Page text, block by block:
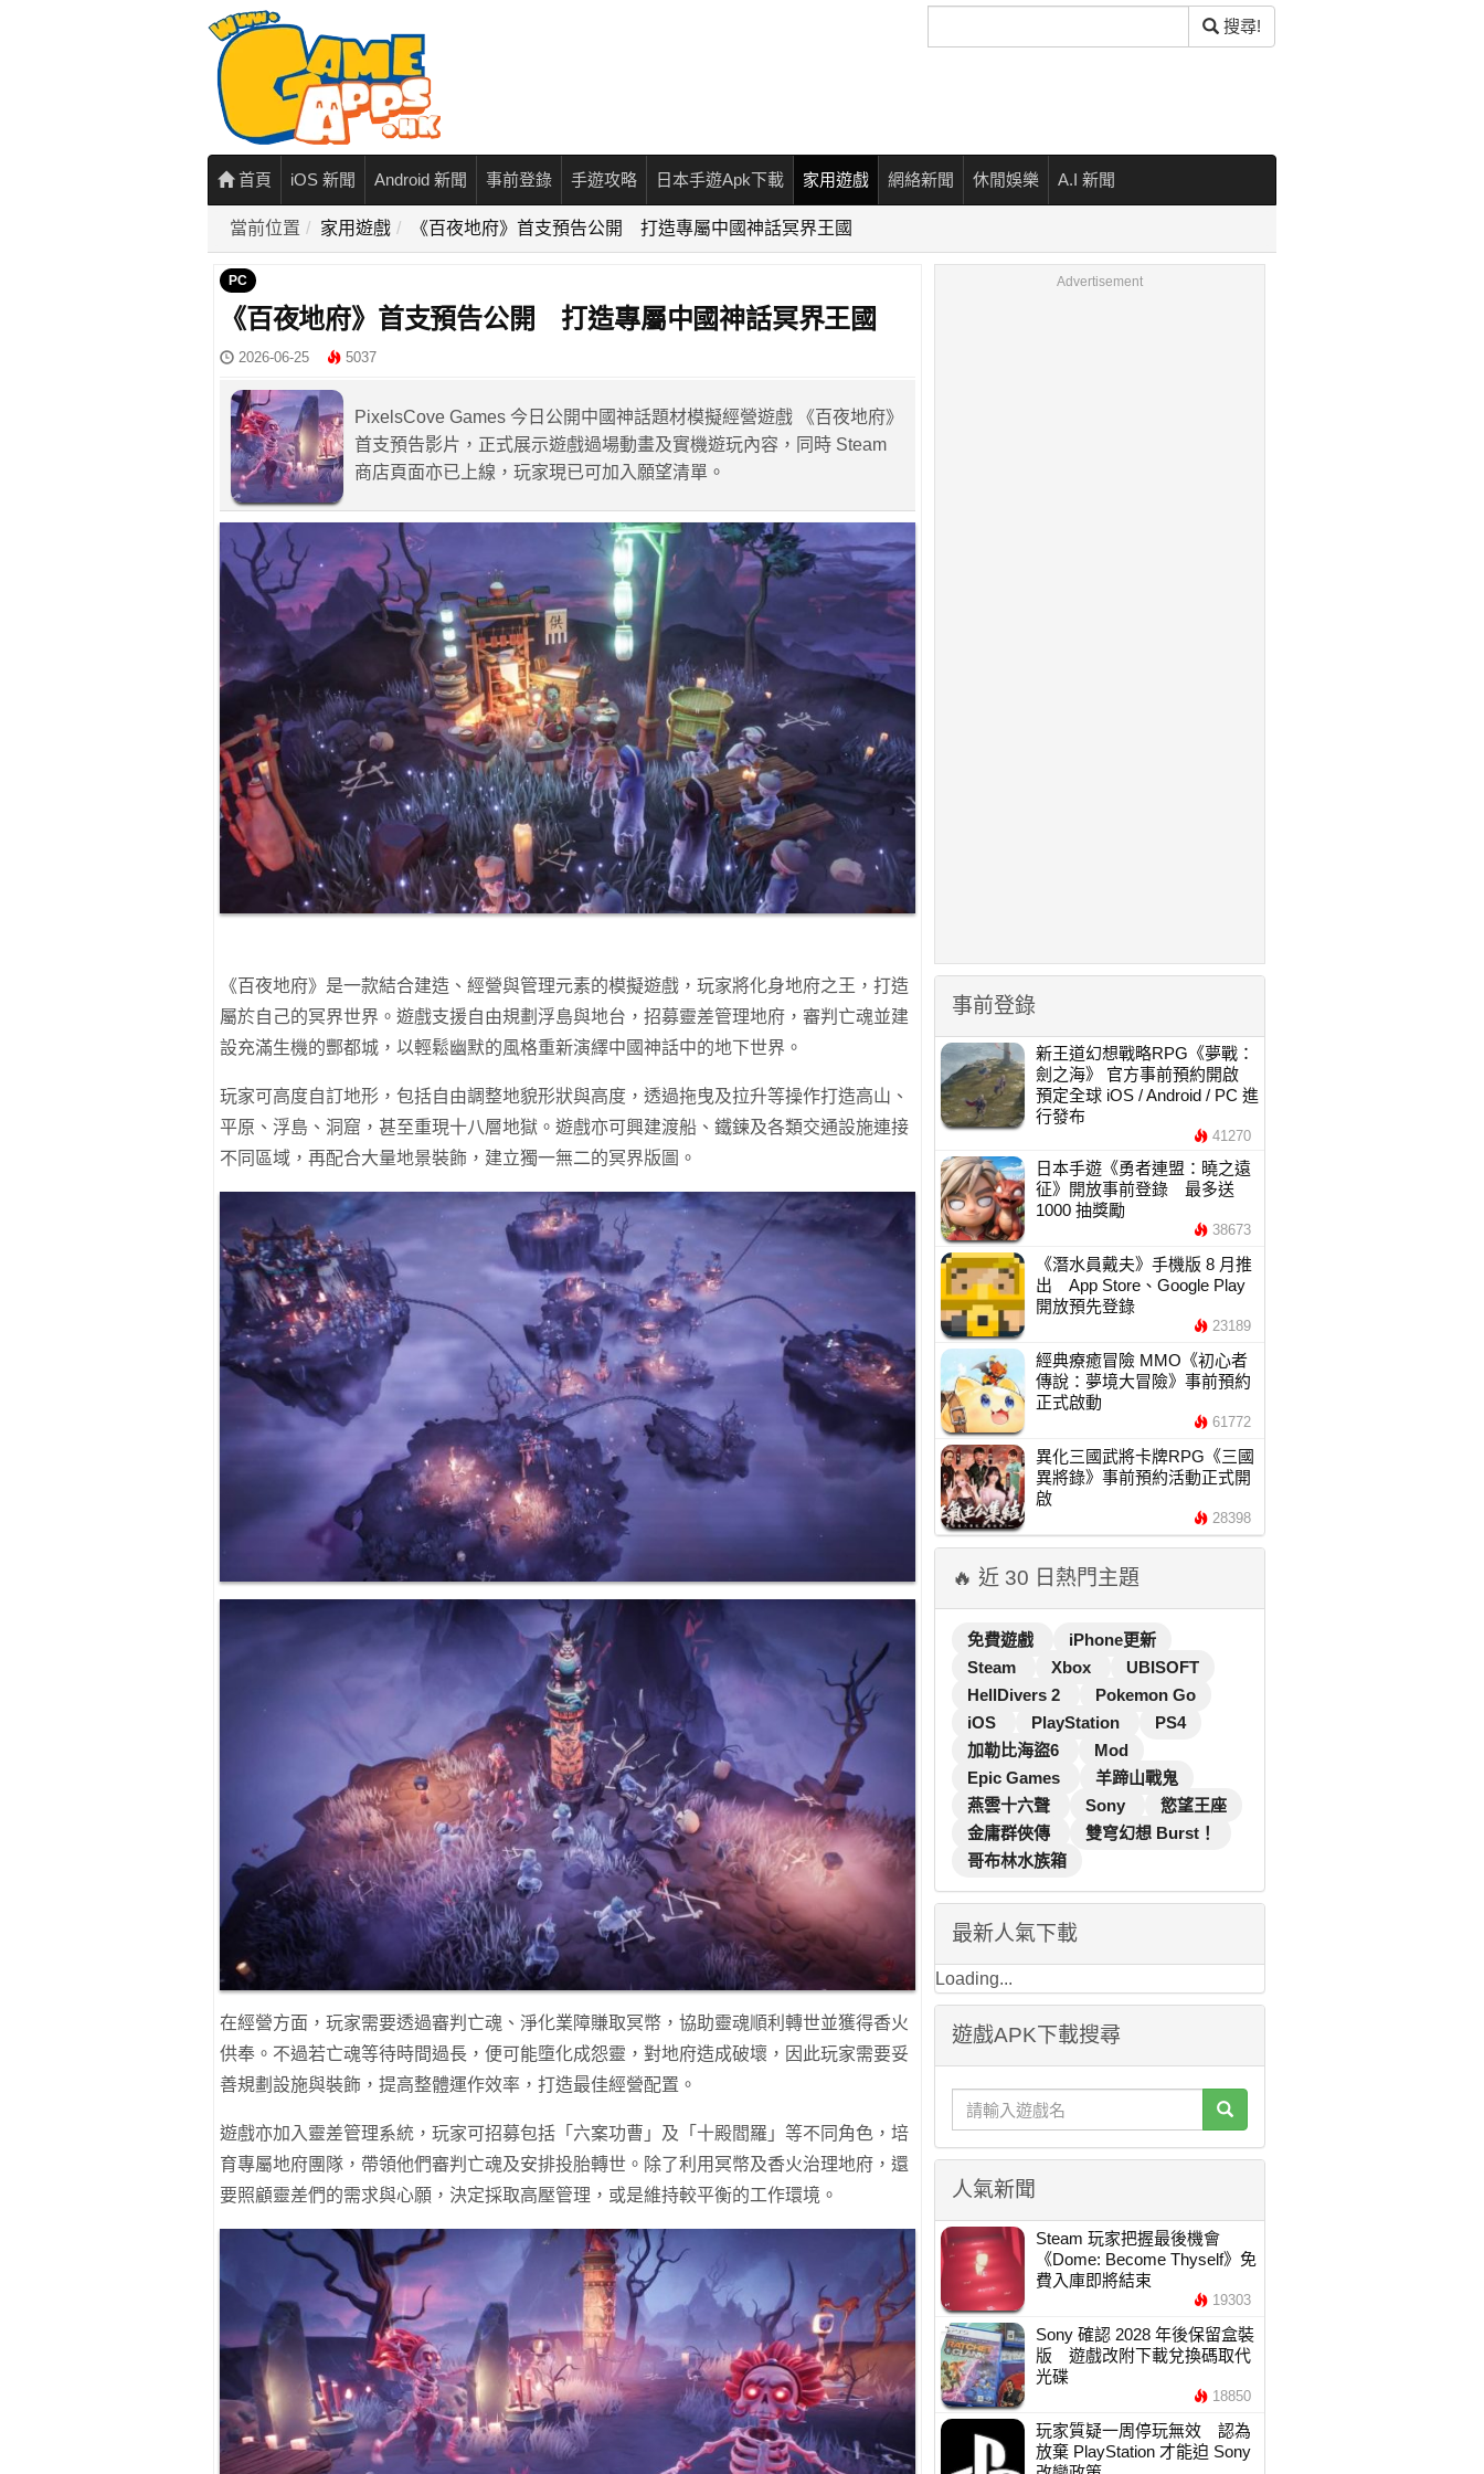
尋
搜尋!
首頁 iOS 新聞 Android 新聞 事前登錄 手遊攻略 日本手遊Apk下載 家用遊戲 網絡新聞 休閒娛樂 A.I 新聞
當前位置 家用遊戲 《百夜地府》首支預告公開 打造專屬中國神話冥界王國
PC
《百夜地府》首支預告公開 打造專屬中國神話冥界王國
2026-06-25 5037
PixelsCove Games 今日公開中國神話題材模擬經營遊戲 《百夜地府》
首支預告影片，正式展示遊戲過場動畫及實機遊玩內容，同時 Steam
商店頁面亦已上線，玩家現已可加入願望清單。
《百夜地府》是一款結合建造、經營與管理元素的模擬遊戲，玩家將化身地府之王，打造
屬於自己的冥界世界。遊戲支援自由規劃浮島與地台，招募靈差管理地府，審判亡魂並建
設充滿生機的酆都城，以輕鬆幽默的風格重新演繹中國神話中的地下世界。
玩家可高度自訂地形，包括自由調整地貌形狀與高度，透過拖曳及拉升等操作打造高山、
平原、浮島、洞窟，甚至重現十八層地獄。遊戲亦可興建渡船、鐵鍊及各類交通設施連接
不同區域，再配合大量地景裝飾，建立獨一無二的冥界版圖。
在經營方面，玩家需要透過審判亡魂、淨化業障賺取冥幣，協助靈魂順利轉世並獲得香火
供奉。不過若亡魂等待時間過長，便可能墮化成怨靈，對地府造成破壞，因此玩家需要妥
善規劃設施與裝飾，提高整體運作效率，打造最佳經營配置。
遊戲亦加入靈差管理系統，玩家可招募包括「六案功曹」及「十殿閻羅」等不同角色，培
育專屬地府團隊，帶領他們審判亡魂及安排投胎轉世。除了利用冥幣及香火治理地府，還
要照顧靈差們的需求與心願，決定採取高壓管理，或是維持較平衡的工作環境。
Advertisement
事前登錄
新王道幻想戰略RPG《夢戰：
劍之海》 官方事前預約開啟
預定全球 iOS / Android / PC 進
行發布
41270
日本手遊《勇者連盟：曉之遠
征》開放事前登錄 最多送
1000 抽獎勵
38673
《潛水員戴夫》手機版 8 月推
出 App Store、Google Play
開放預先登錄
23189
經典療癒冒險 MMO《初心者
傳說：夢境大冒險》事前預約
正式啟動
61772
異化三國武將卡牌RPG《三國
異將錄》事前預約活動正式開
啟
28398
🔥 近 30 日熱門主題
免費遊戲
iPhone更新
Steam
Xbox
UBISOFT
HellDivers 2
Pokemon Go
iOS
PlayStation
PS4
加勒比海盜6
Mod
Epic Games
羊蹄山戰鬼
燕雲十六聲
Sony
慾望王座
金庸群俠傳
雙穹幻想 Burst！
哥布林水族箱
最新人氣下載
Loading...
遊戲APK下載搜尋
人氣新聞
Steam 玩家把握最後機會
《Dome: Become Thyself》免
費入庫即將結束
19303
Sony 確認 2028 年後保留盒裝
版 遊戲改附下載兌換碼取代
光碟
18850
玩家質疑一周停玩無效 認為
放棄 PlayStation 才能迫 Sony